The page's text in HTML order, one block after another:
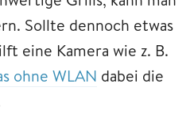
Sollte dennoch etwas
eine Kamera wie z. B.
ohne WLAN dabei die